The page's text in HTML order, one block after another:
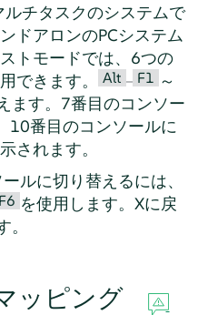
チタスクのシステムで
ドアロンのPCシステム
トモードでは、6つの
できます。
Alt – F1 ～
ます。7番目のコンソー
10番目のコンソールに
されます。
ルに切り替えるには、
F6 を使用します。Xに戻
ッピング